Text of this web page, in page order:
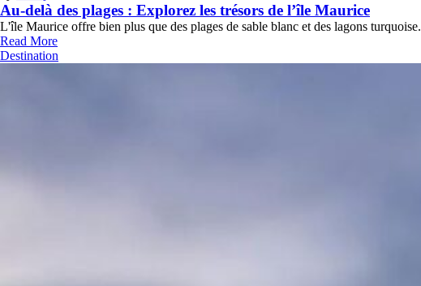
Au-delà des plages : Explorez les trésors de l’île Maurice
L'île Maurice offre bien plus que des plages de sable blanc et des lagons
Read More
Destination